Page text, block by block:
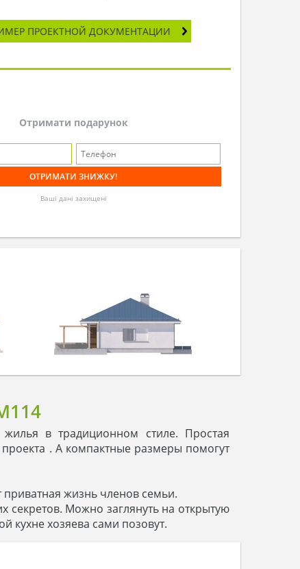
ПРОЕКТНОЙ ДОКУМЕНТАЦИИ
Отримати подарунок
Ваші дані захищені
в традиционном стиле. Простая
. А компактные размеры помогут
приватная жизнь членов семьи.
секретов. Можно заглянуть на открытую
кухне хозяева сами позовут.